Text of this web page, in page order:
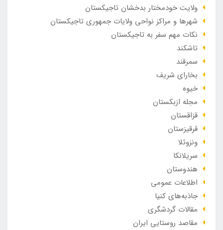
ولایت خودمختار بدخشان تاجیکستان
شهرها و مراکز نواحی ولایات جمهوری تاجیکستان
نکات مهم سفر به تاجیکستان
تاشکند
سمرقند
بخارای شریف
خیوه
مجله ازبکستان
قزاقستان
قرقیزستان
ونزوئلا
سریلانکا
هندوستان
اطلاعات عمومی
جاذبه‌های کنیا
مقالات گردشگری
مقاصد روستایی ایران